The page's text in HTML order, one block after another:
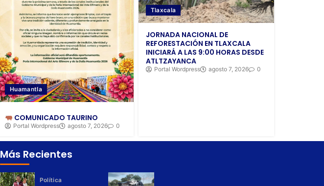
Huamantla
COMUNICADO TAURINO
Portal Wordpress agosto 7, 2026 0
Tlaxcala
JORNADA NACIONAL DE
REFORESTACIÓN EN TLAXCALA
INICIARÁ A LAS 9:00 HORAS DESDE
ATLTZAYANCA
Portal Wordpress agosto 7, 2026 0
Más Recientes
Política